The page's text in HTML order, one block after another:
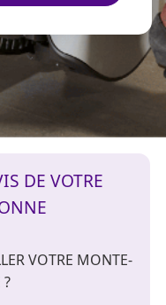
DE VOTRE
VOTRE MONTE-